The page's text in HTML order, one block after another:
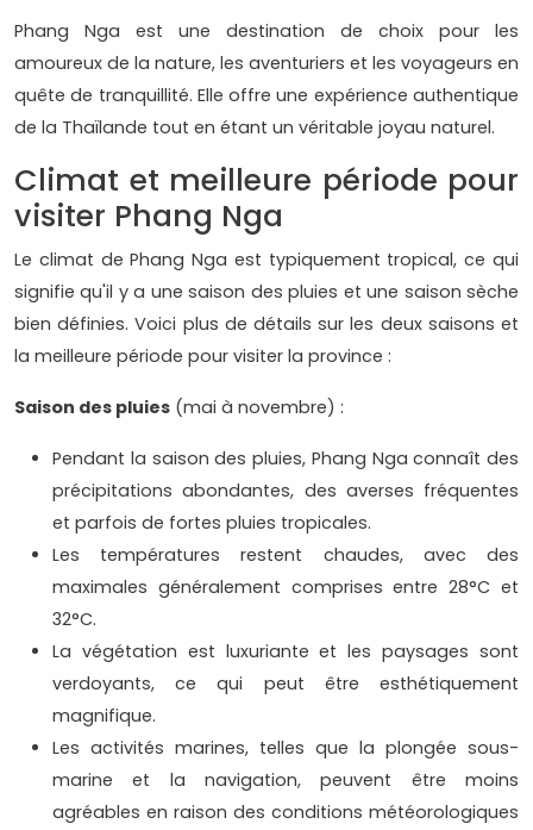
Phang Nga est une destination de choix pour les
amoureux de la nature, les aventuriers et les voyageurs en
quête de tranquillité. Elle offre une expérience authentique
de la Thaïlande tout en étant un véritable joyau naturel.
Climat et meilleure période pour
visiter Phang Nga
Le climat de Phang Nga est typiquement tropical, ce qui
signifie qu'il y a une saison des pluies et une saison sèche
bien définies. Voici plus de détails sur les deux saisons et
la meilleure période pour visiter la province :
Saison des pluies (mai à novembre) :
Pendant la saison des pluies, Phang Nga connaît des
précipitations abondantes, des averses fréquentes
et parfois de fortes pluies tropicales.
Les températures restent chaudes, avec des
maximales généralement comprises entre 28°C et
32°C.
La végétation est luxuriante et les paysages sont
verdoyants, ce qui peut être esthétiquement
magnifique.
Les activités marines, telles que la plongée sous-
marine et la navigation, peuvent être moins
agréables en raison des conditions météorologiques